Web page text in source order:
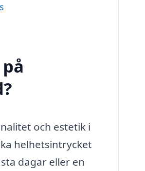
och estetik i
helhetsintrycket
dagar eller en